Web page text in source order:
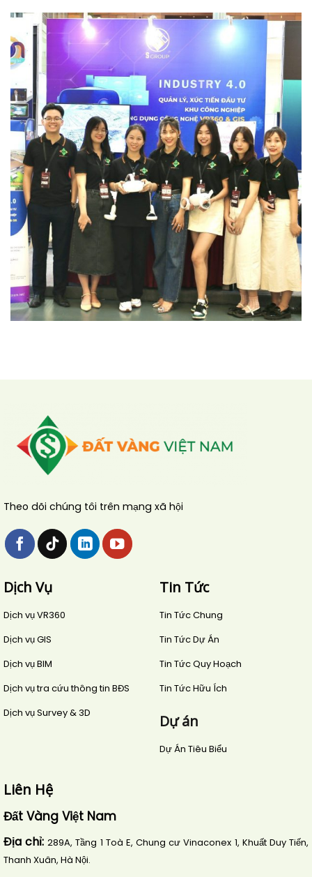
Theo dõi chúng tôi trên mạng xã hội
Dịch Vụ
Dịch vụ VR360
Dịch vụ GIS
Dịch vụ BIM
Dịch vụ tra cứu thông tin BĐS
Dịch vụ Survey & 3D
Tin Tức
Tin Tức Chung
Tin Tức Dự Án
Tin Tức Quy Hoạch
Tin Tức Hữu Ích
Dự án
Dự Án Tiêu Biểu
Liên Hệ
Đất Vàng Việt Nam
Địa chỉ: 289A, Tầng 1 Toà E, Chung cư Vinaconex 1, Khuất Duy Tiến,
Thanh Xuân, Hà Nội.